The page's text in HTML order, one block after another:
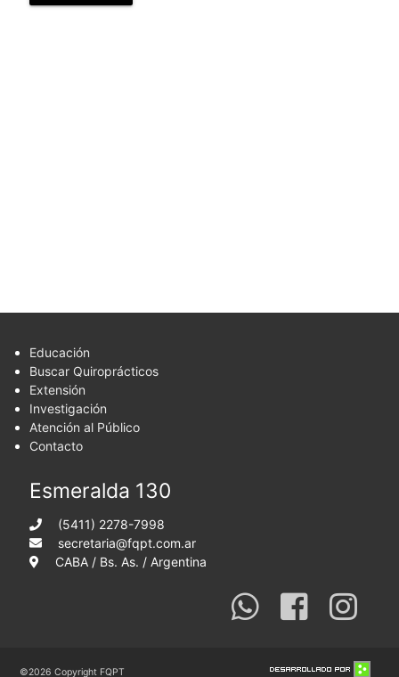
Educación
Buscar Quiroprácticos
Extensión
Investigación
Atención al Público
Contacto
Esmeralda 130
(5411) 2278-7998
secretaria@fqpt.com.ar
CABA / Bs. As. / Argentina
©2026 Copyright FQPT